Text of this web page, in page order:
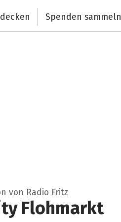
Spenden sammeln
von Radio Fritz
Flohmarkt